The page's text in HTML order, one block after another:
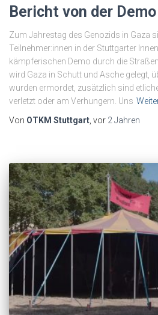
Bericht von der Demo
Zum Jahrestag des Genozids in Gaza
Teilnehmer:innen in der Stuttgarter
kämpferischen Demo durch die
wird Gaza in Schutt und Asche gelegt,
wurden ermordet, zusätzlich sind
verletzt oder am Verhungern. Uns
Von OTKM Stuttgart , vor 2 Jahren